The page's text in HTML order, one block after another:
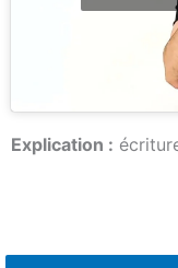
Explication :